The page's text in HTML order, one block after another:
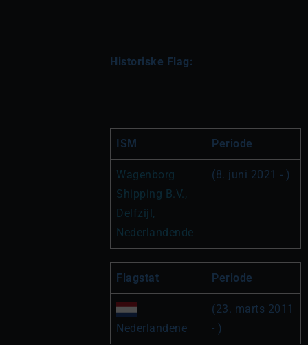
Historiske Flag:
ISM Periode
Wagenborg
Shipping B.V.,
Delfzijl,
Nederlandende
(8. juni 2021 - )
Flagstat Periode
Nederlandene
(23. marts 2011
- )